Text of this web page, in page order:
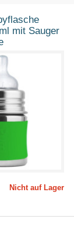
mit Sauger
Nicht auf Lager